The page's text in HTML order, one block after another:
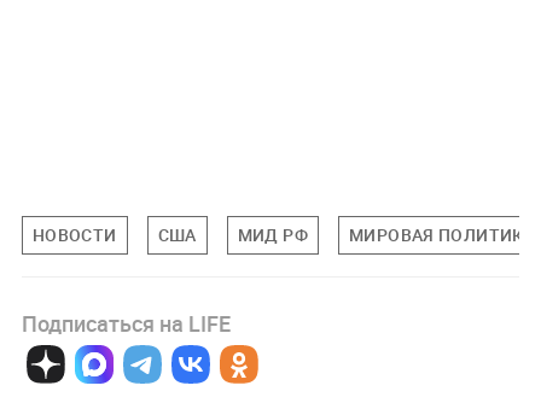
НОВОСТИ США МИД РФ МИРОВАЯ ПОЛИТИКА
Подписаться на LIFE